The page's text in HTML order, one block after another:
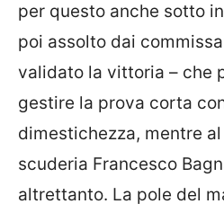
per questo anche sotto
poi assolto dai
validato la vittoria – che
gestire la prova corta
dimestichezza, mentre
scuderia Francesco
altrettanto. La pole del